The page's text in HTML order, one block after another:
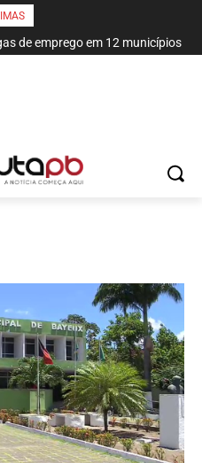
de emprego em 12 municípios